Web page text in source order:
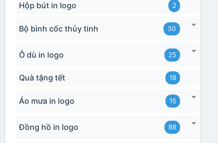
Hộp bút in logo 2
Bộ bình cốc thủy tinh 30
Ô dù in logo 25
Quà tặng tết 18
Áo mưa in logo 15
Đồng hồ in logo 88